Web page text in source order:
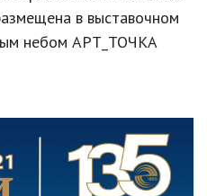
в выставочном
небом АРТ_ТОЧКА